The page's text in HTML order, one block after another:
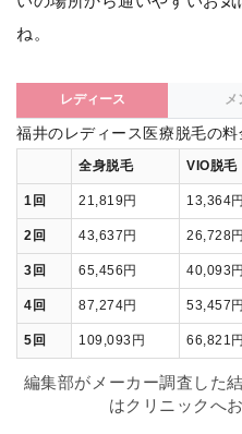
ね。
レディース メ
福井のレディース医療脱毛の料
全身脱毛 VIO脱毛
1回 21,819円 13,364円
2回 43,637円 26,728円
3回 65,456円 40,093円
4回 87,274円 53,457円
5回 109,093円 66,821円
編集部がメーカー調査した
はクリニックへ